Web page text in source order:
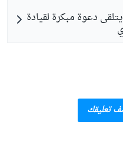
يتلقى دعوة مبكرة لقيادة
تعليقك